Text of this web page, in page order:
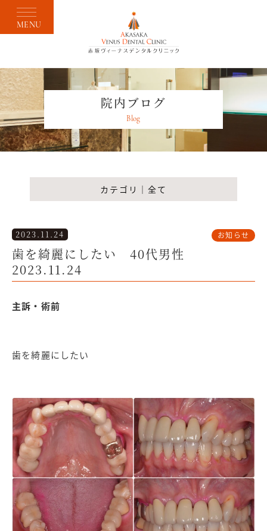
MENU
院内ブログ
Blog
カテゴリ｜全て
2023.11.24
歯を綺麗にしたい 40代男性
2023.11.24
お知らせ
主訴・術前
歯を綺麗にしたい